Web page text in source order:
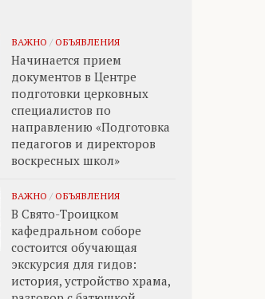
ВАЖНО / ОБЪЯВЛЕНИЯ
Начинается прием
документов в Центре
подготовки церковных
специалистов по
направлению «Подготовка
педагогов и директоров
воскресных школ»
ВАЖНО / ОБЪЯВЛЕНИЯ
В Свято-Троицком
кафедральном соборе
состоится обучающая
экскурсия для гидов:
история, устройство храма,